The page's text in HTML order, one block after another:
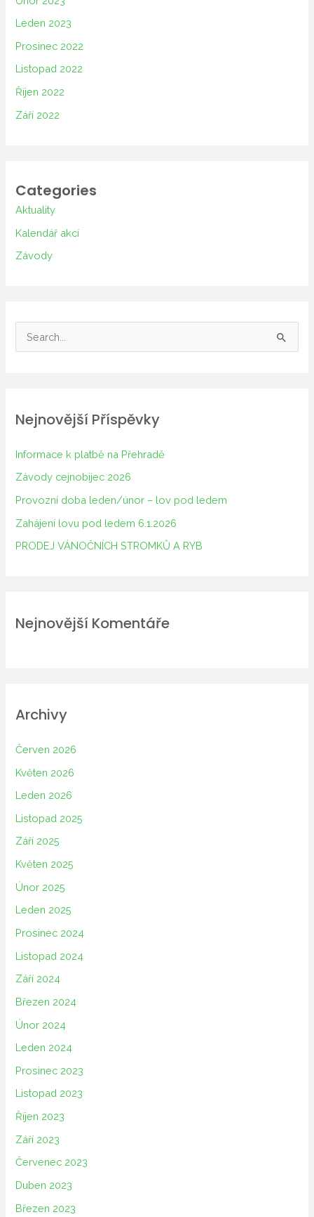
Leden 2023
Prosinec 2022
Listopad 2022
Říjen 2022
Září 2022
Categories
Aktuality
Kalendář akcí
Závody
e
t
p
r
o
Nejnovější Příspěvky
Informace k platbě na Přehradě
Závody cejnobijec 2026
Provozní doba leden/únor – lov pod ledem
Zahájení lovu pod ledem 6.1.2026
PRODEJ VÁNOČNÍCH STROMKŮ A RYB
Nejnovější Komentáře
Archivy
Červen 2026
Květen 2026
Leden 2026
Listopad 2025
Září 2025
Květen 2025
Únor 2025
Leden 2025
Prosinec 2024
Listopad 2024
Září 2024
Březen 2024
Únor 2024
Leden 2024
Prosinec 2023
Listopad 2023
Říjen 2023
Září 2023
Červenec 2023
Duben 2023
Březen 2023